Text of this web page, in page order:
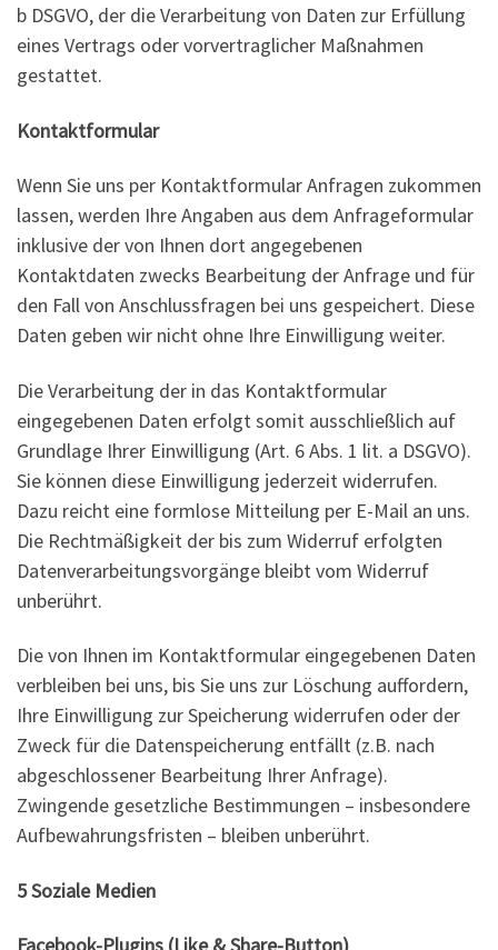
b DSGVO, der die Verarbeitung von Daten zur Erfüllung
eines Vertrags oder vorvertraglicher Maßnahmen
gestattet.
Kontaktformular
Wenn Sie uns per Kontaktformular Anfragen zukommen
lassen, werden Ihre Angaben aus dem Anfrageformular
inklusive der von Ihnen dort angegebenen
Kontaktdaten zwecks Bearbeitung der Anfrage und für
den Fall von Anschlussfragen bei uns gespeichert. Diese
Daten geben wir nicht ohne Ihre Einwilligung weiter.
Die Verarbeitung der in das Kontaktformular
eingegebenen Daten erfolgt somit ausschließlich auf
Grundlage Ihrer Einwilligung (Art. 6 Abs. 1 lit. a DSGVO).
Sie können diese Einwilligung jederzeit widerrufen.
Dazu reicht eine formlose Mitteilung per E-Mail an uns.
Die Rechtmäßigkeit der bis zum Widerruf erfolgten
Datenverarbeitungsvorgänge bleibt vom Widerruf
unberührt.
Die von Ihnen im Kontaktformular eingegebenen Daten
verbleiben bei uns, bis Sie uns zur Löschung auffordern,
Ihre Einwilligung zur Speicherung widerrufen oder der
Zweck für die Datenspeicherung entfällt (z.B. nach
abgeschlossener Bearbeitung Ihrer Anfrage).
Zwingende gesetzliche Bestimmungen – insbesondere
Aufbewahrungsfristen – bleiben unberührt.
5 Soziale Medien